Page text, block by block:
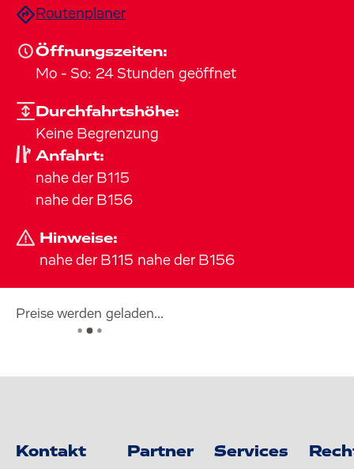
Routenplaner
Öffnungszeiten:
Mo - So: 24 Stunden geöffnet
Durchfahrtshöhe:
Keine Begrenzung
Anfahrt:
nahe der B115
nahe der B156
Hinweise:
nahe der B115 nahe der B156
Preise werden geladen...
Kontakt Partner Services